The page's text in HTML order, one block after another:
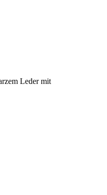
Leder mit